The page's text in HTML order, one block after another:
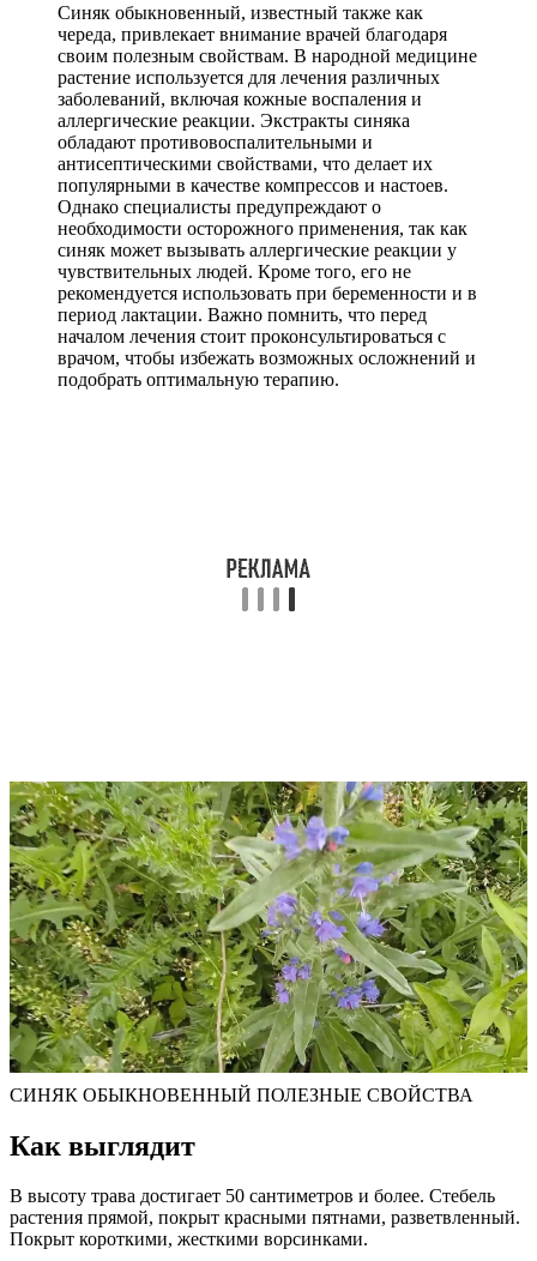
Синяк обыкновенный, известный также как
череда, привлекает внимание врачей благодаря
своим полезным свойствам. В народной медицине
растение используется для лечения различных
заболеваний, включая кожные воспаления и
аллергические реакции. Экстракты синяка
обладают противовоспалительными и
антисептическими свойствами, что делает их
популярными в качестве компрессов и настоев.
Однако специалисты предупреждают о
необходимости осторожного применения, так как
синяк может вызывать аллергические реакции у
чувствительных людей. Кроме того, его не
рекомендуется использовать при беременности и в
период лактации. Важно помнить, что перед
началом лечения стоит проконсультироваться с
врачом, чтобы избежать возможных осложнений и
подобрать оптимальную терапию.
СИНЯК ОБЫКНОВЕННЫЙ ПОЛЕЗНЫЕ СВОЙСТВА
Как выглядит
В высоту трава достигает 50 сантиметров и более. Стебель
растения прямой, покрыт красными пятнами, разветвленный.
Покрыт короткими, жесткими ворсинками.